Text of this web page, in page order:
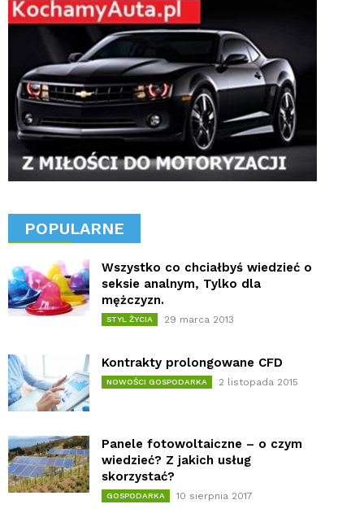
POPULARNE
Wszystko co chciałbyś wiedzieć o
seksie analnym, Tylko dla
mężczyzn.
STYL ŻYCIA 29 marca 2013
Kontrakty prolongowane CFD
NOWOŚCI GOSPODARKA 2 listopada 2015
Panele fotowoltaiczne – o czym
wiedzieć? Z jakich usług
skorzystać?
GOSPODARKA 10 sierpnia 2017